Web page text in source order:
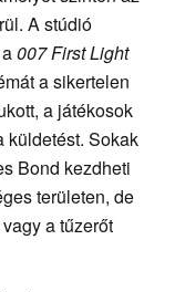
A stúdió
007 First Light
a sikertelen
a játékosok
küldetést. Sokak
Bond kezdheti
területen, de
a tűzerőt